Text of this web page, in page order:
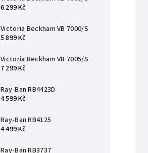
6 299 Kč
Victoria Beckham VB 7000/S
5 899 Kč
Victoria Beckham VB 7005/S
7 299 Kč
Ray-Ban RB4423D
4 599 Kč
Ray-Ban RB4125
4 499 Kč
Ray-Ban RB3737